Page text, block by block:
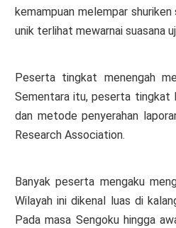
kemampuan melempar
unik terlihat mewarnai suasana
Peserta tingkat menengah
Sementara itu, peserta tingkat
dan metode penyerahan
Research Association.
Banyak peserta mengaku
Wilayah ini dikenal luas di
Pada masa Sengoku hingga